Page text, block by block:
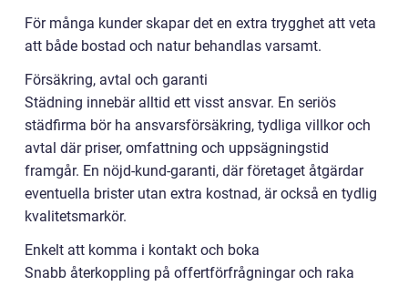
För många kunder skapar det en extra trygghet att veta
att både bostad och natur behandlas varsamt.
Försäkring, avtal och garanti
Städning innebär alltid ett visst ansvar. En seriös
städfirma bör ha ansvarsförsäkring, tydliga villkor och
avtal där priser, omfattning och uppsägningstid
framgår. En nöjd-kund-garanti, där företaget åtgärdar
eventuella brister utan extra kostnad, är också en tydlig
kvalitetsmarkör.
Enkelt att komma i kontakt och boka
Snabb återkoppling på offertförfrågningar och raka